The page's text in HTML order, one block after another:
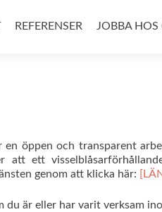
REFERENSER JOBBA HOS
en öppen och transparent
att ett
genom att klicka här:
är eller har varit verksam